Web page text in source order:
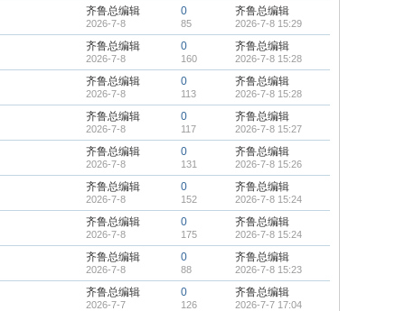
齐鲁总编辑
2026-7-8
0
85
齐鲁总编辑
2026-7-8 15:29
齐鲁总编辑
2026-7-8
0
160
齐鲁总编辑
2026-7-8 15:28
齐鲁总编辑
2026-7-8
0
113
齐鲁总编辑
2026-7-8 15:28
齐鲁总编辑
2026-7-8
0
117
齐鲁总编辑
2026-7-8 15:27
齐鲁总编辑
2026-7-8
0
131
齐鲁总编辑
2026-7-8 15:26
齐鲁总编辑
2026-7-8
0
152
齐鲁总编辑
2026-7-8 15:24
齐鲁总编辑
2026-7-8
0
175
齐鲁总编辑
2026-7-8 15:24
齐鲁总编辑
2026-7-8
0
88
齐鲁总编辑
2026-7-8 15:23
齐鲁总编辑
2026-7-7
0
126
齐鲁总编辑
2026-7-7 17:04